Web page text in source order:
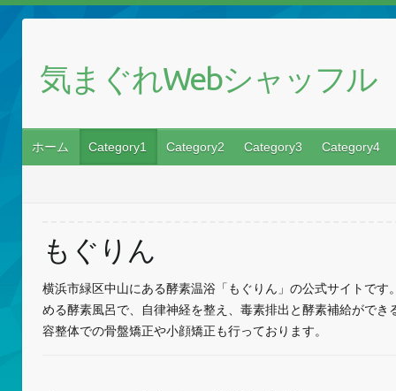
気まぐれWebシャッフル
ホーム Category1 Category2 Category3 Category4
もぐりん
横浜市緑区中山にある酵素温浴「もぐりん」の公式サイトです
める酵素風呂で、自律神経を整え、毒素排出と酵素補給ができ
容整体での骨盤矯正や小顔矯正も行っております。